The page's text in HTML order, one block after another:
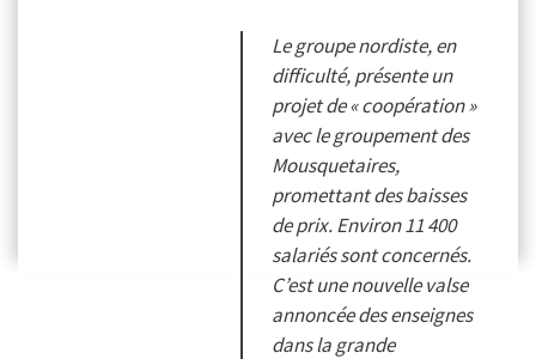
Le groupe nordiste, en
difficulté, présente un
projet de « coopération »
avec le groupement des
Mousquetaires,
promettant des baisses
de prix. Environ 11 400
salariés sont concernés.
C’est une nouvelle valse
annoncée des enseignes
dans la grande